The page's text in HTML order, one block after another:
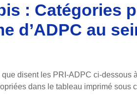
: Catégories
d’ADPC au
disent les PRI-ADPC ci-dessous
dans le tableau imprimé sous